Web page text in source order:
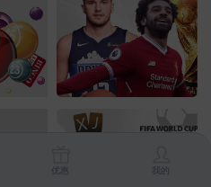
优惠 我的